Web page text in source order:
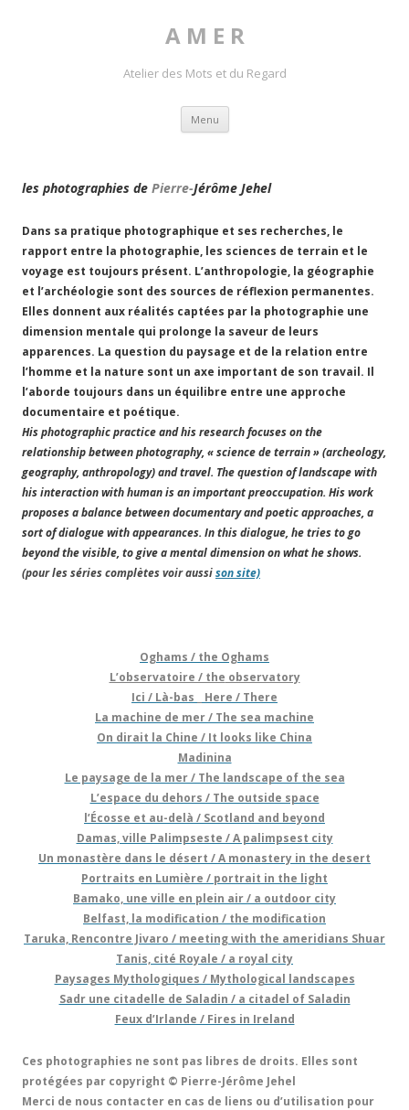
A M E R
Atelier des Mots et du Regard
Menu Skip to content
les photographies de Pierre-Jérôme Jehel
Dans sa pratique photographique et ses recherches, le
rapport entre la photographie, les sciences de terrain et le
voyage est toujours présent. L’anthropologie, la géographie
et l’archéologie sont des sources de réflexion permanentes.
Elles donnent aux réalités captées par la photographie une
dimension mentale qui prolonge la saveur de leurs
apparences. La question du paysage et de la relation entre
l’homme et la nature sont un axe important de son travail. Il
l’aborde toujours dans un équilibre entre une approche
documentaire et poétique.
His photographic practice and his research focuses on the
relationship between photography, « science de terrain » (archeology,
geography, anthropology) and travel. The question of landscape with
his interaction with human is an important preoccupation. His work
proposes a balance between documentary and poetic approaches, a
sort of dialogue with appearances. In this dialogue, he tries to go
beyond the visible, to give a mental dimension on what he shows.
(pour les séries complètes voir aussison site)
Oghams / the Oghams
L’observatoire / the observatory
Ici / Là-bas _ Here / There
La machine de mer / The sea machine
On dirait la Chine / It looks like China
Madinina
Le paysage de la mer / The landscape of the sea
L’espace du dehors / The outside space
l’Écosse et au-delà / Scotland and beyond
Damas, ville Palimpseste / A palimpsest city
Un monastère dans le désert / A monastery in the desert
Portraits en Lumière / portrait in the light
Bamako, une ville en plein air / a outdoor city
Belfast, la modification / the modification
Taruka, Rencontre Jivaro / meeting with the ameridians Shuar
Tanis, cité Royale / a royal city
Paysages Mythologiques / Mythological landscapes
Sadr une citadelle de Saladin / a citadel of Saladin
Feux d’Irlande / Fires in Ireland
Ces photographies ne sont pas libres de droits. Elles sont
protégées par copyright © Pierre-Jérôme Jehel
Merci de nous contacter en cas de liens ou d’utilisation pour